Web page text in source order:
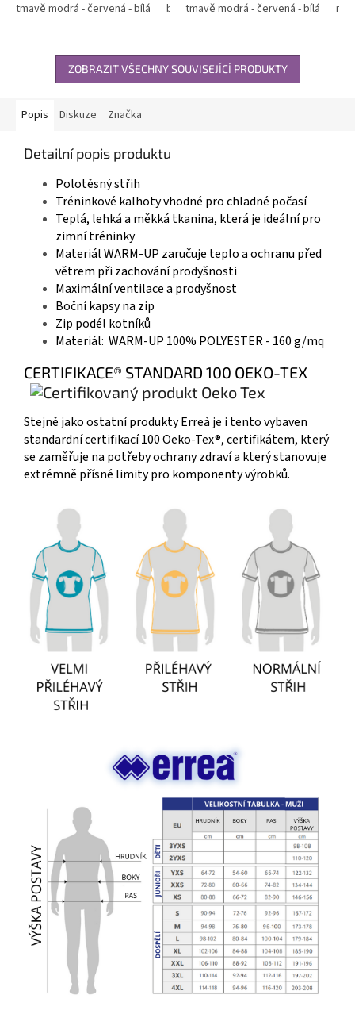
tmavě modrá - červená - bílá
bílá - modrá - tmavě modrá modrá -
...
tmavě modrá - červená - bílá
ZOBRAZIT VŠECHNY SOUVISEJÍCÍ PRODUKTY
Popis Diskuze Značka
Detailní popis produktu
Polotěsný střih
Tréninkové kalhoty vhodné pro chladné počasí
Teplá, lehká a měkká tkanina, která je ideální pro
zimní tréninky
Materiál WARM-UP zaručuje teplo a ochranu před
větrem při zachování prodyšnosti
Maximální ventilace a prodyšnost
Boční kapsy na zip
Zip podél kotníků
Materiál: WARM-UP 100% POLYESTER - 160 g/mq
CERTIFIKACE® STANDARD 100 OEKO-TEX
Stejně jako ostatní produkty Erreà je i tento vybaven
standardní certifikací 100 Oeko-Tex®, certifikátem, který
se zaměřuje na potřeby ochrany zdraví a který stanovuje
extrémně přísné limity pro komponenty výrobků.